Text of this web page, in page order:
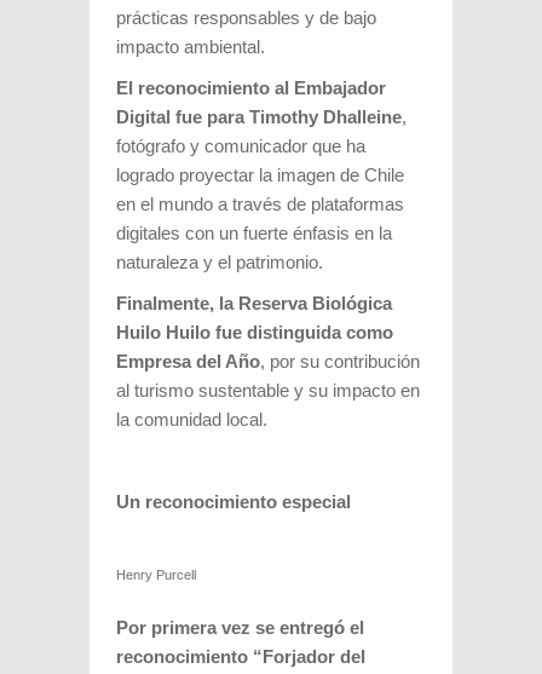
prácticas responsables y de bajo
impacto ambiental.
El reconocimiento al Embajador
Digital fue para Timothy Dhalleine,
fotógrafo y comunicador que ha
logrado proyectar la imagen de Chile
en el mundo a través de plataformas
digitales con un fuerte énfasis en la
naturaleza y el patrimonio.
Finalmente, la Reserva Biológica
Huilo Huilo fue distinguida como
Empresa del Año, por su contribución
al turismo sustentable y su impacto en
la comunidad local.
Un reconocimiento especial
Henry Purcell
Por primera vez se entregó el
reconocimiento “Forjador del